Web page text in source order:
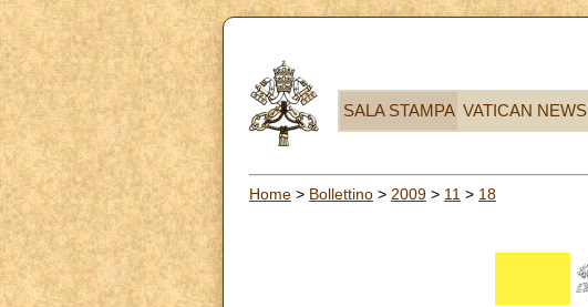
SALA STAMPA VATICAN NEWS
Home > Bollettino > 2009 > 11 > 18